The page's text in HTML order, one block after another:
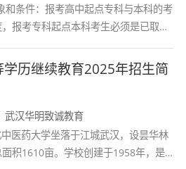
2.5
函 专科起点升本科，科
函 专科起点升本科，科
2.5
函
授
专科起点升本科，科
类：理工...
和条件：报考高中起点专科与本科的考
报考专科起点本科考生必须是已取得
人历继续教育2025年招生简
武汉华明致诚教育
医药大学坐落于江城武汉，设昙华林
积1610亩。学校创建于1958年，是